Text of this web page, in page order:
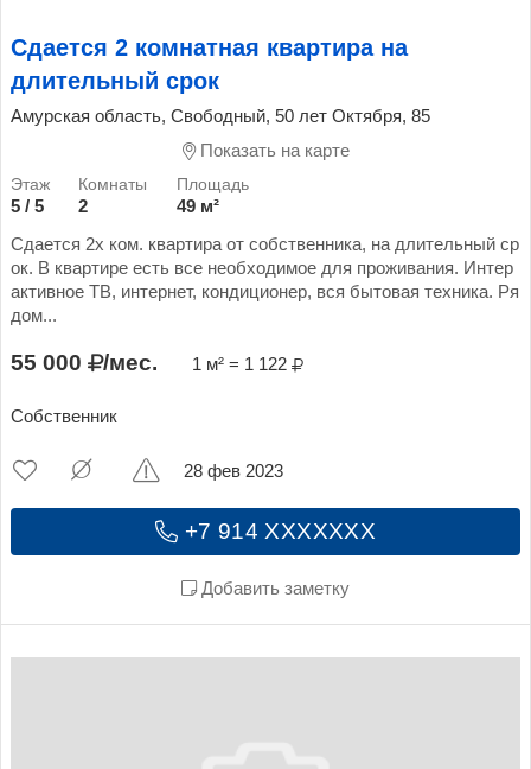
Сдается 2 комнатная квартира на
длительный срок
Амурская область, Свободный, 50 лет Октября, 85
Показать на карте
5 / 5 2
49 м²
Сдается 2х ком. квартира от собственника, на длительный ср
ок. В квартире есть все необходимое для проживания. Интер
активное ТВ, интернет, кондиционер, вся бытовая техника. Ря
дом...
55 000 /мес. 1 м² = 1 122
Собственник
+7 914 XXXXXXX
Добавить заметку
28 фев 2023